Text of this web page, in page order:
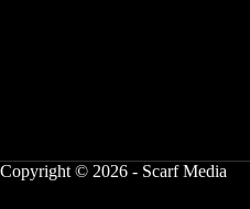
Copyright © 2026 - Scarf Media